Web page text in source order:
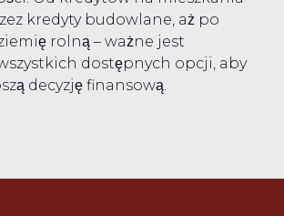
kredyty budowlane, aż po
rolną – ważne jest
dostępnych opcji, aby
decyzję finansową.